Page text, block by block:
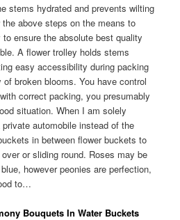
stems hydrated and prevents wilting
above steps on the means to
ensure the absolute best quality
A flower trolley holds stems
easy accessibility during packing
broken blooms. You have control
correct packing, you presumably
situation. When I am solely
automobile instead of the
in between flower buckets to
or sliding round. Roses may be
however peonies are perfection,
to…
Bouquets In Water Buckets